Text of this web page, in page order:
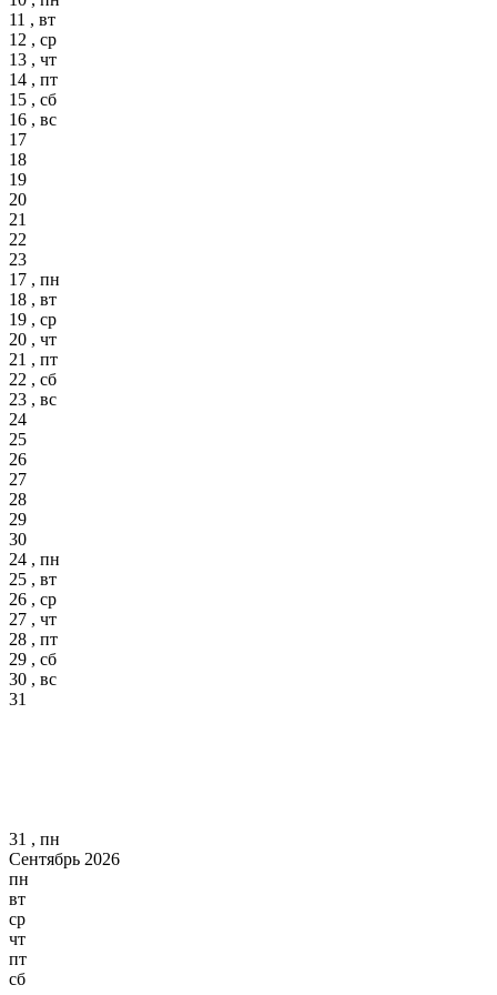
11 , вт
12 , ср
13 , чт
14 , пт
15 , сб
16 , вс
17
18
19
20
21
22
23
17 , пн
18 , вт
19 , ср
20 , чт
21 , пт
22 , сб
23 , вс
24
25
26
27
28
29
30
24 , пн
25 , вт
26 , ср
27 , чт
28 , пт
29 , сб
30 , вс
31
31 , пн
Сентябрь 2026
пн
вт
ср
чт
пт
сб